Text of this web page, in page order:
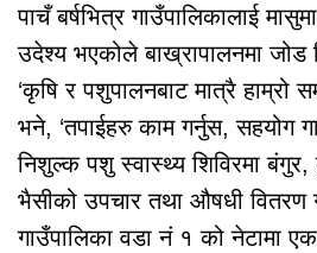
पाचँ बर्षभित्र गाउँपालिकालाई
उदेश्य भएकोले बाख्रापालनमा जोड
‘कृषि र पशुपालनबाट मात्रै हाम्रो
भने, ‘तपाईहरु काम गर्नुस, सहयोग
निशुल्क पशु स्वास्थ्य शिविरमा
भैसीको उपचार तथा औषधी वितरण
गाउँपालिका वडा नं १ को नेटामा